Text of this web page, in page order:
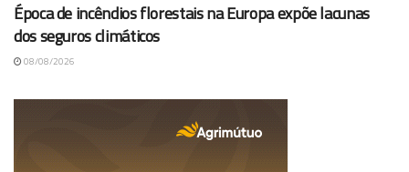
Época de incêndios florestais na Europa expõe lacunas
dos seguros climáticos
08/08/2026